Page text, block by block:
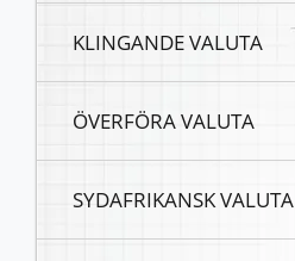
KLINGANDE VALUTA
ÖVERFÖRA VALUTA
SYDAFRIKANSK VALUTA